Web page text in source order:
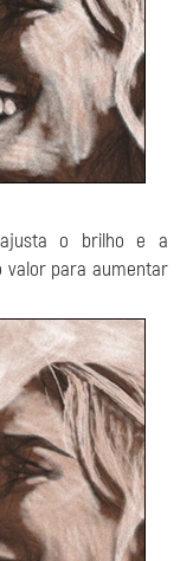
o brilho e a
valor para aumentar